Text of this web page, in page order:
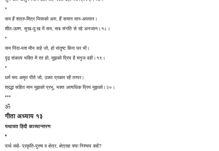
*
सम हैं शत्रु-मित्र जिसको अरु, हैं समान मान-अपमान।
शीत-ऊष्ण, सुख-दुःख में सम, सब संगति से रहे अनजान।१८।
*
सम निंदा-यश मौन सहे जो, हो संतुष्ट बिना घर भी।
दृढ़ संकल्प भक्ति में रत हो, मुझको प्रिय है मनुज वही।१९।
*
धर्म रूप अमृत पीते जो, उक्त प्रकार रहें तत्पर।
श्रद्धा सहित मान मुझको प्रभु, भक्त अत्यधिक प्रिय मुझको।२०।
***
ॐ
गीता अध्याय १३
यथावत हिंदी काव्यान्तरण
*
पार्थ कहे- प्रकृति-पुरुष व क्षेत्र, क्षेत्रज्ञ क्या निश्चय कहें?